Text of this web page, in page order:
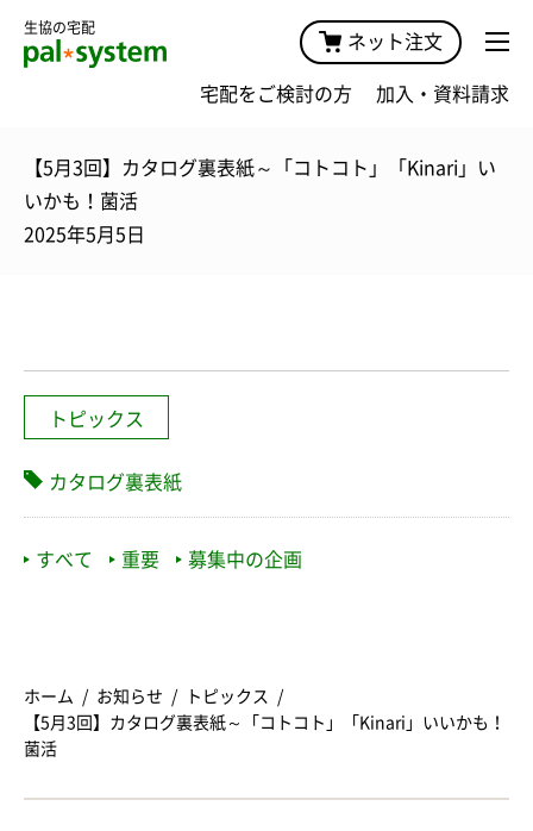
生協の宅配
ネット注文
宅配をご検討の方 加入・資料請求
【5月3回】カタログ裏表紙～「コトコト」「Kinari」い
いかも！菌活
2025年5月5日
トピックス
カタログ裏表紙
すべて 重要 募集中の企画
ホーム お知らせ
トピックス
【5月3回】カタログ裏表紙～「コトコト」「Kinari」いいかも！
菌活